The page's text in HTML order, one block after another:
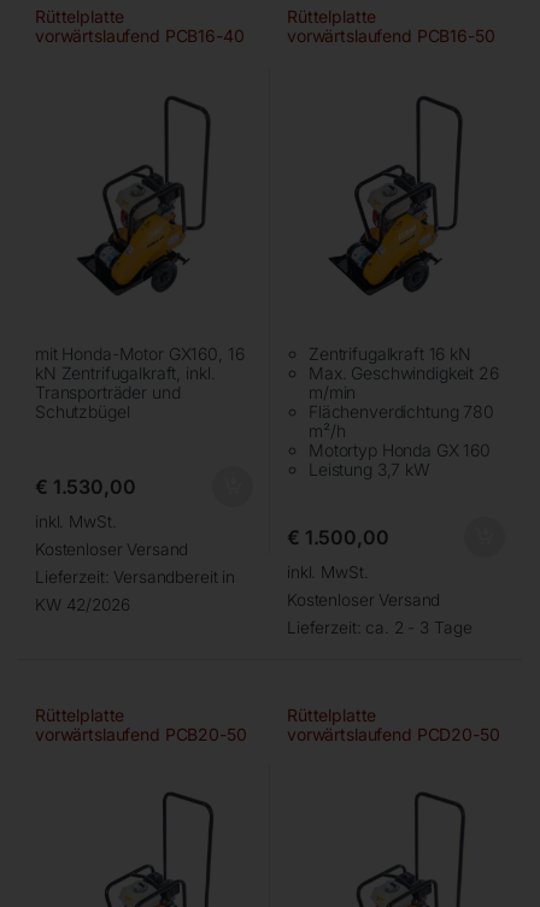
Rüttelplatte
vorwärtslaufend PCB16-40
mit Honda-Motor GX160, 16
kN Zentrifugalkraft, inkl.
Transporträder und
Schutzbügel
€ 1.530,00
inkl. MwSt.
Kostenloser Versand
Lieferzeit: Versandbereit in
KW 42/2026
Rüttelplatte
vorwärtslaufend PCB16-50
Zentrifugalkraft 16 kN
Max. Geschwindigkeit 26
m/min
Flächenverdichtung 780
m²/h
Motortyp Honda GX 160
Leistung 3,7 kW
€ 1.500,00
inkl. MwSt.
Kostenloser Versand
Lieferzeit: ca. 2 - 3 Tage
Rüttelplatte
vorwärtslaufend PCB20-50
Rüttelplatte
vorwärtslaufend PCD20-50